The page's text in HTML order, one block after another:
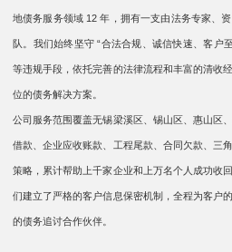
地债务服务领域 12 年，拥有一支由法务专家、
队。我们始终坚守 “合法合规、诚信快速、客户
等违规手段，依托完善的法律流程和丰富的清收
位的债务解决方案。
公司服务范围覆盖无锡梁溪区、锡山区、惠山区
借款、企业应收账款、工程尾款、合同欠款、三
策略，累计帮助上千家企业和上万名个人成功收
们建立了严格的客户信息保密机制，全程为客户
的债务追讨合作伙伴。